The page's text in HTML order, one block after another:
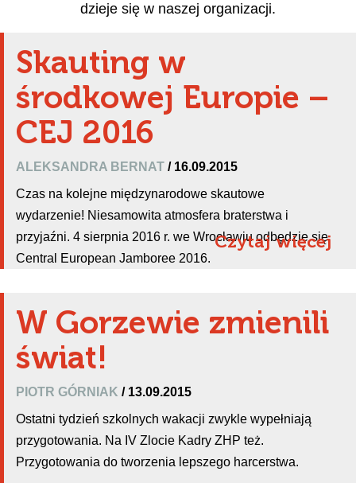
dzieje się w naszej organizacji.
Skauting w
środkowej Europie –
CEJ 2016
ALEKSANDRA BERNAT / 16.09.2015
Czas na kolejne międzynarodowe skautowe
wydarzenie! Niesamowita atmosfera braterstwa i
przyjaźni. 4 sierpnia 2016 r. we Wrocławiu odbędzie się
Central European Jamboree 2016.
Czytaj więcej
W Gorzewie zmienili
świat!
PIOTR GÓRNIAK / 13.09.2015
Ostatni tydzień szkolnych wakacji zwykle wypełniają
przygotowania. Na IV Zlocie Kadry ZHP też.
Przygotowania do tworzenia lepszego harcerstwa.